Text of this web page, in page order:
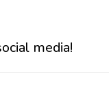
media!